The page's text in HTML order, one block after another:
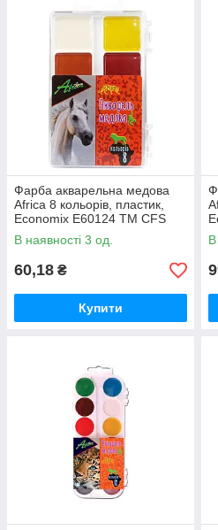
Фарба акварельна медова
Africa 8 кольорів, пластик,
Economix E60124 ТМ CFS
В наявності 3 од.
60,18 ₴
Купити
В